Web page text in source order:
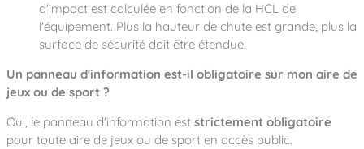
d'impact est calculée en fonction de la HCL de
l'équipement. Plus la hauteur de chute est grande, plus la
surface de sécurité doit être étendue.
Un panneau d'information est-il obligatoire sur mon aire de
jeux ou de sport ?
Oui, le panneau d'information est strictement obligatoire
pour toute aire de jeux ou de sport en accès public.